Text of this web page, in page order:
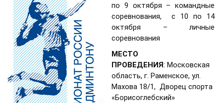
по 9 октября – командные
соревнования, с 10 по 14
октября – личные
соревнования
МЕСТО
ПРОВЕДЕНИЯ: Московская
область, г. Раменское, ул.
Махова 18/1, Дворец спорта
«Борисоглебский»